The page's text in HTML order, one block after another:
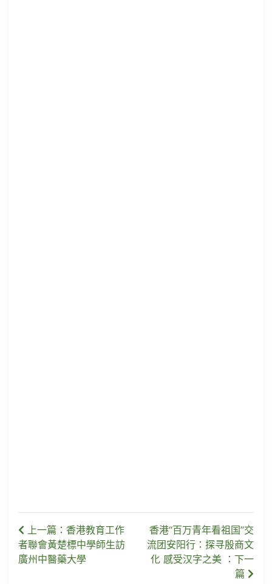
上一篇：香港教育工作
者聯會黃楚標中學師生訪
廣州中醫藥大學
香港“百万青年看祖国”交
流团安阳行：探寻殷商文
化 感受汉字之美 ：下一
篇